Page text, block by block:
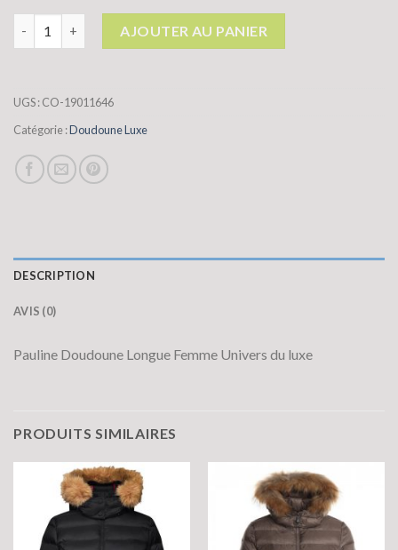
AJOUTER AU PANIER
UGS :CO-19011646
Catégorie :Doudoune Luxe
DESCRIPTION
AVIS (0)
Pauline Doudoune Longue Femme Univers du luxe
PRODUITS SIMILAIRES